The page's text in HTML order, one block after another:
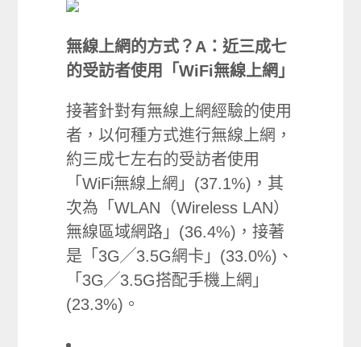
無線上網的方式？A：近三成七
的受訪者使用「WiFi無線上網」
接著針對有無線上網經驗的使用
者，以何種方式進行無線上網，
約三成七左右的受訪者使用
「WiFi無線上網」(37.1%)，其
次為「WLAN（Wireless LAN）
無線區域網路」(36.4%)，接著
是「3G╱3.5G網卡」(33.0%)、
「3G╱3.5G搭配手機上網」
(23.3%)。